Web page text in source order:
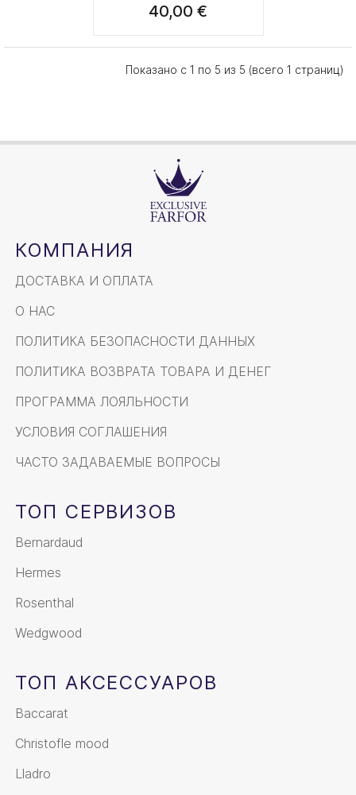
40,00 €
Показано с 1 по 5 из 5 (всего 1 страниц)
КОМПАНИЯ
ДОСТАВКА И ОПЛАТА
О НАС
ПОЛИТИКА БЕЗОПАСНОСТИ ДАННЫХ
ПОЛИТИКА ВОЗВРАТА ТОВАРА И ДЕНЕГ
ПРОГРАММА ЛОЯЛЬНОСТИ
УСЛОВИЯ СОГЛАШЕНИЯ
ЧАСТО ЗАДАВАЕМЫЕ ВОПРОСЫ
ТОП СЕРВИЗОВ
Bernardaud
Hermes
Rosenthal
Wedgwood
ТОП АКСЕССУАРОВ
Baccarat
Christofle mood
Lladro